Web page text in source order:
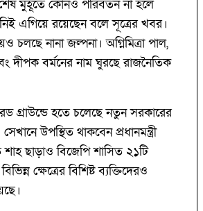
মুহূর্তে কোনও পরিবর্তন না হলে
এগিয়ে রয়েছেন বলে সূত্রের খবর।
চলছে নানা জল্পনা। অগ্নিমিত্রা পাল,
দীপক বর্মনের নাম ঘুরছে রাজনৈতিক
গ্রাউন্ডে হতে চলেছে নতুন সরকারের
উপস্থিত থাকবেন প্রধানমন্ত্রী
শাহ ছাড়াও বিজেপি শাসিত ২১টি
ক্ষেত্রের বিশিষ্ট ব্যক্তিদেরও